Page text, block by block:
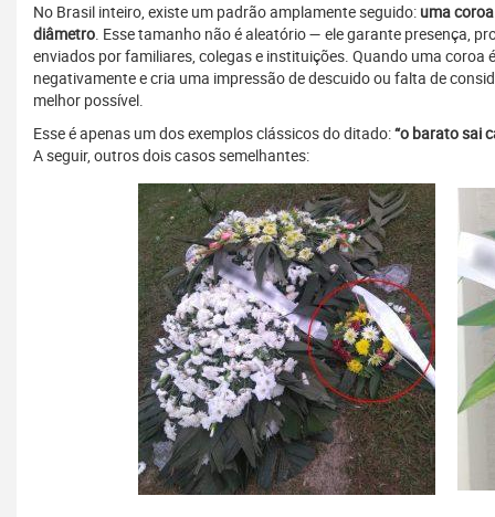
No Brasil inteiro, existe um padrão amplamente seguido: uma
diâmetro. Esse tamanho não é aleatório — ele garante presença,
enviados por familiares, colegas e instituições. Quando uma
negativamente e cria uma impressão de descuido ou falta de
melhor possível.
Esse é apenas um dos exemplos clássicos do ditado:“o barato sai
A seguir, outros dois casos semelhantes: